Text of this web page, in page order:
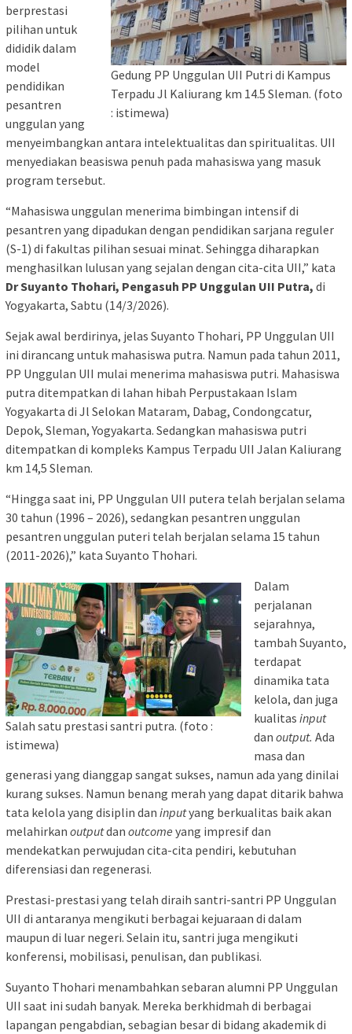
Gedung PP Unggulan UII Putri di Kampus
Terpadu Jl Kaliurang km 14.5 Sleman. (foto
: istimewa)
berprestasi
pilihan untuk
dididik dalam
model
pendidikan
pesantren
unggulan yang
menyeimbangkan antara intelektualitas dan spiritualitas. UII
menyediakan beasiswa penuh pada mahasiswa yang masuk
program tersebut.
“Mahasiswa unggulan menerima bimbingan intensif di
pesantren yang dipadukan dengan pendidikan sarjana reguler
(S-1) di fakultas pilihan sesuai minat. Sehingga diharapkan
menghasilkan lulusan yang sejalan dengan cita-cita UII,” kata
Dr Suyanto Thohari, Pengasuh PP Unggulan UII Putra, di
Yogyakarta, Sabtu (14/3/2026).
Sejak awal berdirinya, jelas Suyanto Thohari, PP Unggulan UII
ini dirancang untuk mahasiswa putra. Namun pada tahun 2011,
PP Unggulan UII mulai menerima mahasiswa putri. Mahasiswa
putra ditempatkan di lahan hibah Perpustakaan Islam
Yogyakarta di Jl Selokan Mataram, Dabag, Condongcatur,
Depok, Sleman, Yogyakarta. Sedangkan mahasiswa putri
ditempatkan di kompleks Kampus Terpadu UII Jalan Kaliurang
km 14,5 Sleman.
“Hingga saat ini, PP Unggulan UII putera telah berjalan selama
30 tahun (1996 – 2026), sedangkan pesantren unggulan
pesantren unggulan puteri telah berjalan selama 15 tahun
(2011-2026),” kata Suyanto Thohari.
Salah satu prestasi santri putra. (foto :
istimewa)
Dalam
perjalanan
sejarahnya,
tambah Suyanto,
terdapat
dinamika tata
kelola, dan juga
kualitas input
dan output. Ada
masa dan
generasi yang dianggap sangat sukses, namun ada yang dinilai
kurang sukses. Namun benang merah yang dapat ditarik bahwa
tata kelola yang disiplin dan inputyang berkualitas baik akan
melahirkan outputdan outcome yang impresif dan
mendekatkan perwujudan cita-cita pendiri, kebutuhan
diferensiasi dan regenerasi.
Prestasi-prestasi yang telah diraih santri-santri PP Unggulan
UII di antaranya mengikuti berbagai kejuaraan di dalam
maupun di luar negeri. Selain itu, santri juga mengikuti
konferensi, mobilisasi, penulisan, dan publikasi.
Suyanto Thohari menambahkan sebaran alumni PP Unggulan
UII saat ini sudah banyak. Mereka berkhidmah di berbagai
lapangan pengabdian, sebagian besar di bidang akademik di